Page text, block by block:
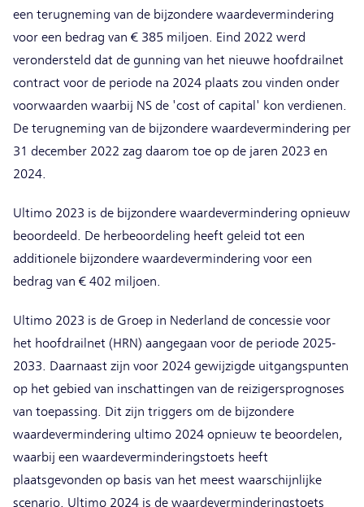
een terugneming van de bijzondere waardevermindering
voor een bedrag van € 385 miljoen. Eind 2022 werd
verondersteld dat de gunning van het nieuwe hoofdrailnet
contract voor de periode na 2024 plaats zou vinden onder
voorwaarden waarbij NS de 'cost of capital' kon verdienen.
De terugneming van de bijzondere waardevermindering per
31 december 2022 zag daarom toe op de jaren 2023 en
2024.
Ultimo 2023 is de bijzondere waardevermindering opnieuw
beoordeeld. De herbeoordeling heeft geleid tot een
additionele bijzondere waardevermindering voor een
bedrag van € 402 miljoen.
Ultimo 2023 is de Groep in Nederland de concessie voor
het hoofdrailnet (HRN) aangegaan voor de periode 2025-
2033. Daarnaast zijn voor 2024 gewijzigde uitgangspunten
op het gebied van inschattingen van de reizigersprognoses
van toepassing. Dit zijn triggers om de bijzondere
waardevermindering ultimo 2024 opnieuw te beoordelen,
waarbij een waardeverminderingstoets heeft
plaatsgevonden op basis van het meest waarschijnlijke
scenario. Ultimo 2024 is de waardeverminderingstoets